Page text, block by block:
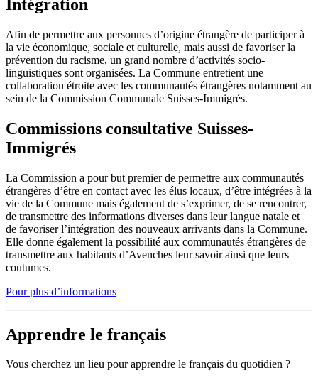
Intégration
Afin de permettre aux personnes d’origine étrangère de participer à
la vie économique, sociale et culturelle, mais aussi de favoriser la
prévention du racisme, un grand nombre d’activités socio-
linguistiques sont organisées. La Commune entretient une
collaboration étroite avec les communautés étrangères notamment au
sein de la Commission Communale Suisses-Immigrés.
Commissions consultative Suisses-
Immigrés
La Commission a pour but premier de permettre aux communautés
étrangères d’être en contact avec les élus locaux, d’être intégrées à la
vie de la Commune mais également de s’exprimer, de se rencontrer,
de transmettre des informations diverses dans leur langue natale et
de favoriser l’intégration des nouveaux arrivants dans la Commune.
Elle donne également la possibilité aux communautés étrangères de
transmettre aux habitants d’Avenches leur savoir ainsi que leurs
coutumes.
Pour plus d’informations
Apprendre le français
Vous cherchez un lieu pour apprendre le français du quotidien ?